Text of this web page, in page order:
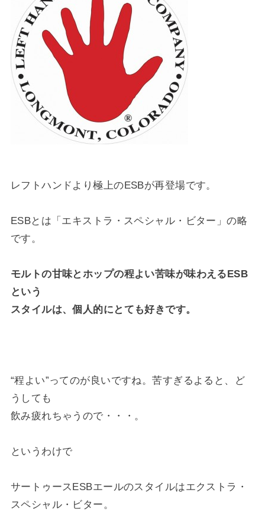
レフトハンドより極上のESBが再登場です。
ESBとは「エキストラ・スペシャル・ビター」の略
です。
モルトの甘味とホップの程よい苦味が味わえるESB
という
スタイルは、個人的にとても好きです。
“程よい”ってのが良いですね。苦すぎるよると、ど
うしても
飲み疲れちゃうので・・・。
というわけで
サートゥースESBエールのスタイルはエクストラ・
スペシャル・ビター。